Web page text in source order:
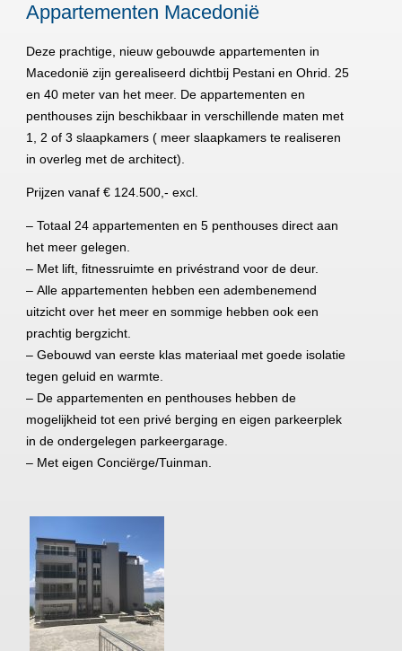
Appartementen Macedonië
Deze prachtige, nieuw gebouwde appartementen in
Macedonië zijn gerealiseerd dichtbij Pestani en Ohrid. 25
en 40 meter van het meer. De appartementen en
penthouses zijn beschikbaar in verschillende maten met
1, 2 of 3 slaapkamers ( meer slaapkamers te realiseren
in overleg met de architect).
Prijzen vanaf € 124.500,- excl.
– Totaal 24 appartementen en 5 penthouses direct aan
het meer gelegen.
– Met lift, fitnessruimte en privéstrand voor de deur.
– Alle appartementen hebben een adembenemend
uitzicht over het meer en sommige hebben ook een
prachtig bergzicht.
– Gebouwd van eerste klas materiaal met goede isolatie
tegen geluid en warmte.
– De appartementen en penthouses hebben de
mogelijkheid tot een privé berging en eigen parkeerplek
in de ondergelegen parkeergarage.
– Met eigen Conciërge/Tuinman.